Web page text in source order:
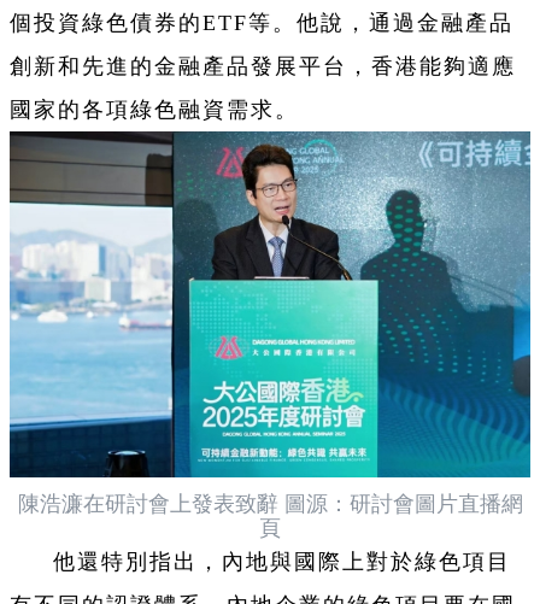
個投資綠色債券的ETF等。他說，通過金融產品
創新和先進的金融產品發展平台，香港能夠適應
國家的各項綠色融資需求。
陳浩濂在研討會上發表致辭 圖源：研討會圖片直播網
頁
他還特別指出，內地與國際上對於綠色項目